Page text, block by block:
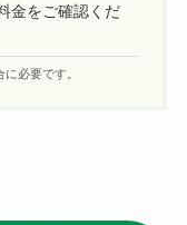
金をご確認くだ
必要です。